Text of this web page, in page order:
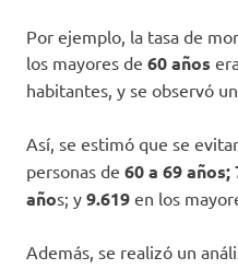
Por ejemplo, la tasa de
los mayores de 60 años
habitantes, y se observó
Así, se estimó que se
personas de 60 a 69 años;
años; y 9.619 en los
Además, se realizó un